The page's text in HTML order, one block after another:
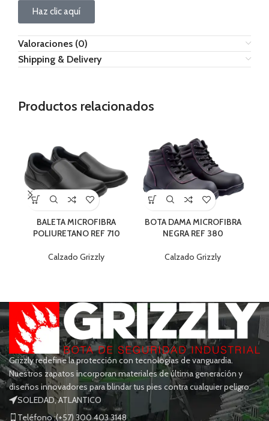
Haz clic aquí
Valoraciones (0)
Shipping & Delivery
Productos relacionados
BALETA MICROFIBRA
POLIURETANO REF 710
Calzado Grizzly
BOTA DAMA MICROFIBRA
NEGRA REF 380
Calzado Grizzly
Grizzly redefine la protección con tecnologías de vanguardia.
Nuestros zapatos incorporan materiales de última generación y
diseños innovadores para blindar tus pies contra cualquier peligro.
SOLEDAD, ATLANTICO
Teléfono :(+57) 300 403 3148